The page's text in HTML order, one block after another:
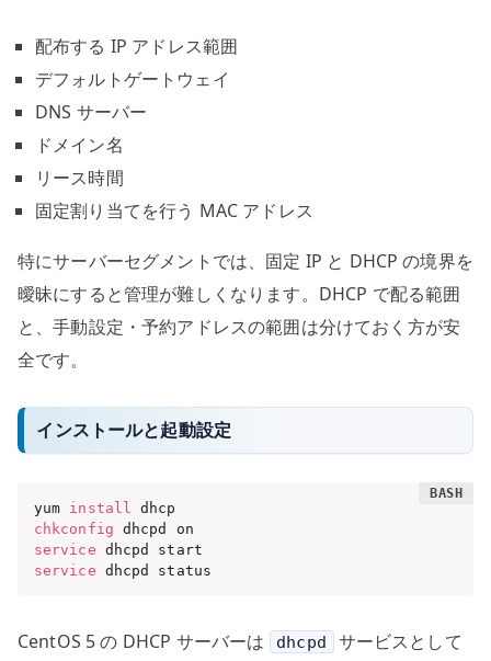
配布する IP アドレス範囲
デフォルトゲートウェイ
DNS サーバー
ドメイン名
リース時間
固定割り当てを行う MAC アドレス
特にサーバーセグメントでは、固定 IP と DHCP の境界を
曖昧にすると管理が難しくなります。DHCP で配る範囲
と、手動設定・予約アドレスの範囲は分けておく方が安
全です。
インストールと起動設定
yum install
chkconfig
service
service dhcpd status
CentOS 5 の DHCP サーバーは dhcpd
サービスとして